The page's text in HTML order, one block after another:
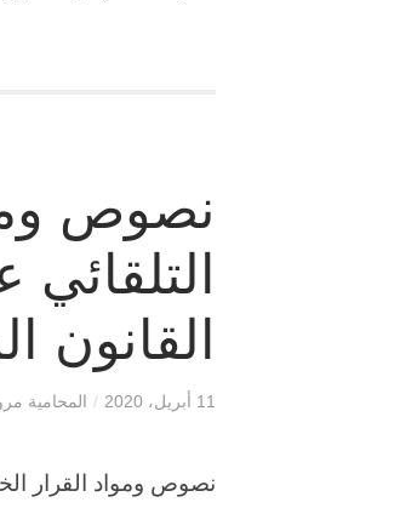
نصوص
القانون
11 أبريل، 2020 / المحامية
نصوص ومواد القرار